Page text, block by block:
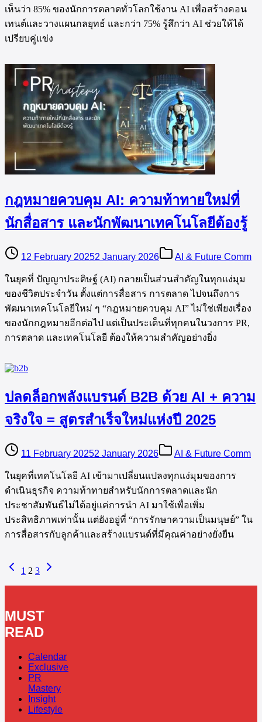
เห็นว่า 85% ของนักการตลาดทั่วโลกใช้งาน AI เพื่อสร้างคอน
เทนต์และวางแผนกลยุทธ์ และกว่า 75% รู้สึกว่า AI ช่วยให้ได้
เปรียบคู่แข่ง
กฎหมายควบคุม AI: ความท้าทายใหม่ที่
นักสื่อสาร และนักพัฒนาเทคโนโลยีต้องรู้
12 February 20252 January 2026 AI & Future Comm
ในยุคที่ ปัญญาประดิษฐ์ (AI) กลายเป็นส่วนสำคัญในทุกแง่มุม
ของชีวิตประจำวัน ตั้งแต่การสื่อสาร การตลาด ไปจนถึงการ
พัฒนาเทคโนโลยีใหม่ ๆ “กฎหมายควบคุม AI” ไม่ใช่เพียงเรื่อง
ของนักกฎหมายอีกต่อไป แต่เป็นประเด็นที่ทุกคนในวงการ PR,
การตลาด และเทคโนโลยี ต้องให้ความสำคัญอย่างยิ่ง
ปลดล็อกพลังแบรนด์ B2B ด้วย AI + ความ
จริงใจ = สูตรสำเร็จใหม่แห่งปี 2025
11 February 20252 January 2026 AI & Future Comm
ในยุคที่เทคโนโลยี AI เข้ามาเปลี่ยนแปลงทุกแง่มุมของการ
ดำเนินธุรกิจ ความท้าทายสำหรับนักการตลาดและนัก
ประชาสัมพันธ์ไม่ได้อยู่แค่การนำ AI มาใช้เพื่อเพิ่ม
ประสิทธิภาพเท่านั้น แต่ยังอยู่ที่ “การรักษาความเป็นมนุษย์” ใน
การสื่อสารกับลูกค้าและสร้างแบรนด์ที่มีคุณค่าอย่างยั่งยืน
1 2 3
MUST
READ
Calendar
Exclusive
PR
Mastery
Insight
Lifestyle